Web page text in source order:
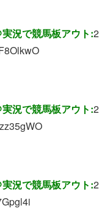
況で競馬板アウト:
況で競馬板アウト:
況で競馬板アウト: